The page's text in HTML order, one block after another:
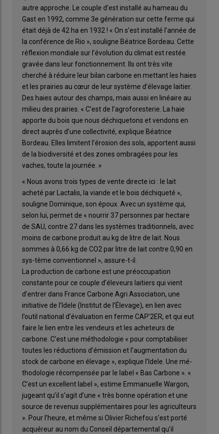
autre approche. Le couple d’est installé au hameau du
Gast en 1992, comme 3e génération sur cette ferme qui
était déjà de 42 ha en 1932 ! « On s’est installé l’année de
la conférence de Rio », souligne Béatrice Bordeau. Cette
réflexion mondiale sur l’évolution du climat est restée
gravée dans leur fonctionnement. Ils ont très vite
cherché à réduire leur bilan carbone en mettant les haies
et les prairies au cœur de leur système d’élevage laitier.
Des haies autour des champs, mais aussi en linéaire au
milieu des prairies. « C’est de l’agroforesterie. La haie
apporte du bois que nous déchiquetons et vendons en
direct auprès d’une collectivité, explique Béatrice
Bordeau. Elles limitent l’érosion des sols, apportent aussi
de la biodiversité et des zones ombragées pour les
vaches, toute la journée. »
« Nous avons trois types de vente directe ici : le lait
acheté par Lactalis, la viande et le bois déchiqueté »,
souligne Dominique, son époux. Avec un système qui,
selon lui, permet de « nourrir 37 personnes par hectare
de SAU, contre 27 dans les systèmes traditionnels, avec
moins de carbone produit au kg de litre de lait. Nous
sommes à 0,66 kg de CO2 par litre de lait contre 0,90 en
sys-tème conventionnel », assure-t-il.
La production de carbone est une préoccupation
constante pour ce couple d’éleveurs laitiers qui vient
d’entrer dans France Carbone Agri Association, une
initiative de l’Idele (Institut de l’Élevage), en lien avec
l’outil national d’évaluation en ferme CAP’2ER, et qui eut
faire le lien entre les vendeurs et les acheteurs de
carbone. C’est une méthodologie « pour comptabiliser
toutes les réductions d’émission et l’augmentation du
stock de carbone en élevage », explique l’Idele. Une mé-
thodologie récompensée par le label « Bas Carbone ». «
C’est un excellent label », estime Emmanuelle Wargon,
jugeant qu’il s’agit d’une « très bonne opération et une
source de revenus supplémentaires pour les agriculteurs
». Pour l’heure, et même si Olivier Richefou s’est porté
acquéreur au nom du Conseil départemental qu’il